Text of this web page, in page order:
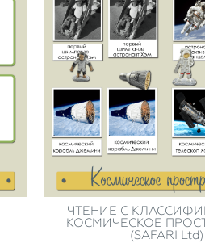
ЧТЕНИЕ С
КОСМИЧЕСКОЕ
(SAFARI Ltd)